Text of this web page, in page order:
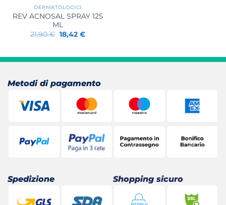
DERMATOLOGICI
REV ACNOSAL SPRAY 125
ML
21,90€ Il
prezzo
21,90 €.
18,42 €Il
18,42 €.
Metodi di pagamento
Spedizione Shopping sicuro